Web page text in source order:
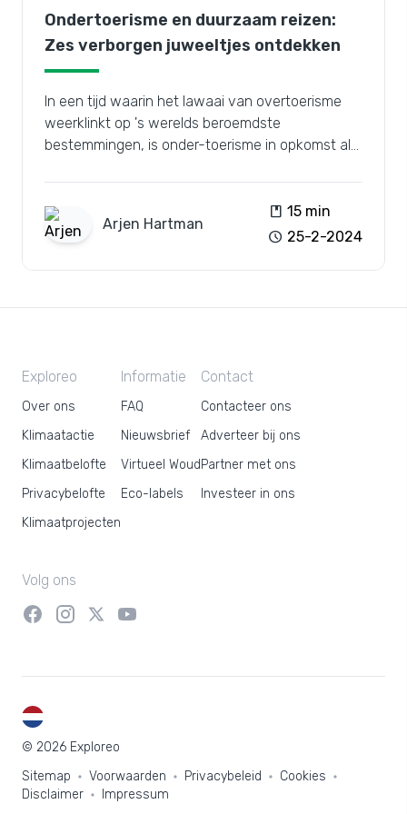
Ondertoerisme en duurzaam reizen:
Zes verborgen juweeltjes ontdekken
In een tijd waarin het lawaai van overtoerisme
weerklinkt op 's werelds beroemdste
bestemmingen, is onder-toerisme in opkomst als
minder bekende plaatsen en tegelijkertijd
duurzame reispraktijken promoot.
Arjen Hartman
book 15 min
schedule 25-2-2024
Exploreo
Over ons
Klimaatactie
Klimaatbelofte
Privacybelofte
Klimaatprojecten
Informatie
FAQ
Nieuwsbrief
Virtueel Woud
Eco-labels
Contact
Contacteer ons
Adverteer bij ons
Partner met ons
Investeer in ons
Volg ons
© 2026 Exploreo
Sitemap
Voorwaarden Privacybeleid
Cookies
Disclaimer
Impressum